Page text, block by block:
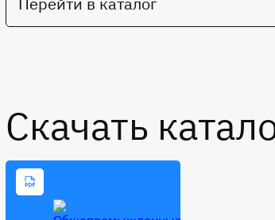
Cкачать